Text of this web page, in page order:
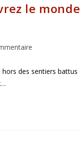
le monde
:
des sentiers battus